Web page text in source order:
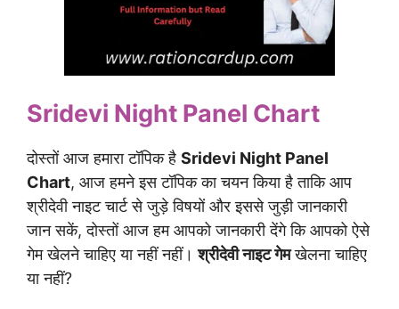
Sridevi Night Panel Chart
दोस्तों आज हमारा टॉपिक है Sridevi Night Panel
Chart, आज हमने इस टॉपिक का चयन किया है ताकि आप
श्रीदेवी नाइट चार्ट से जुड़े विषयों और इससे जुड़ी जानकारी
जान सकें, दोस्तों आज हम आपको जानकारी देंगे कि आपको ऐसे
गेम खेलने चाहिए या नहीं नहीं।श्रीदेवी नाइट गेमखेलना चाहिए
या नहीं?